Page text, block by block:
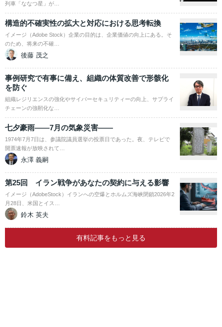
列車「ななつ星」が…
構造的不確実性の拡大と対応における思考転換
イメージ（Adobe Stock）企業の目的は、企業価値の向上にある。そ
のため、将来の不確…
後藤 茂之
事例研究で有事に備え、組織の体質改善で形骸化
を防ぐ
組織レジリエンスの強化やサイバーセキュリティーの向上、サプライ
チェーンの強靭化な…
七夕豪雨――7月の気象災害――
1974年7月7日は、参議院議員選挙の投票日であった。夜、テレビで
開票速報が放映されて…
永澤 義嗣
第25回 イラン戦争があなたの契約に与える影響
イメージ（AdobeStock）イランへの空爆とホルムズ海峡閉鎖2026年2
月28日、米国とイス…
鈴木 英夫
有料記事をもっと見る